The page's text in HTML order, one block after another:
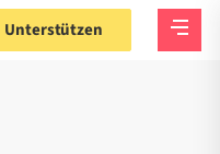
Unterstützen